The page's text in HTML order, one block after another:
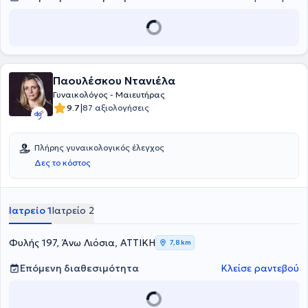
λάβει μέρος σε πολύ μεγάλο αριθμό συνεδρίων και
μετεκπαιδευτικών σεμιναρίων και είναι μέλος της Ελληνικής
Παουλέσκου Ντανιέλα
Γυναικολόγος - Μαιευτήρας
9.7|87 αξιολογήσεις
Πλήρης γυναικολογικός έλεγχος
Δες το κόστος
Ιατρείο 1Ιατρείο 2
Φυλής 197, Άνω Λιόσια, ΑΤΤΙΚΗ 7,8 km
Επόμενη διαθεσιμότητα Κλείσε ραντεβού